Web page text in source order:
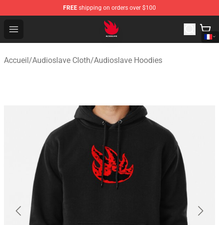
FREE shipping on orders over $100
Open menu
Audioslave Store - Official Audioslave Merchandise Shop
Accueil/Audioslave Cloth/Audioslave Hoodies